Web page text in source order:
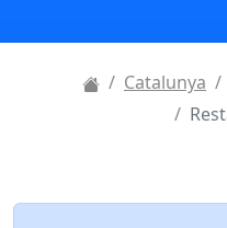
Catalunya